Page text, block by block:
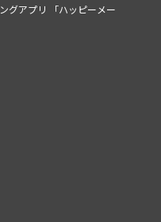
グアプリ 「ハッピーメー